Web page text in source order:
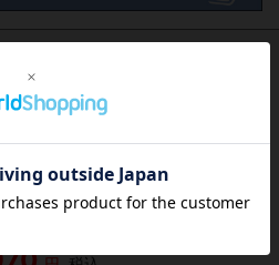
がありません。 今後読まれる
ーを書く